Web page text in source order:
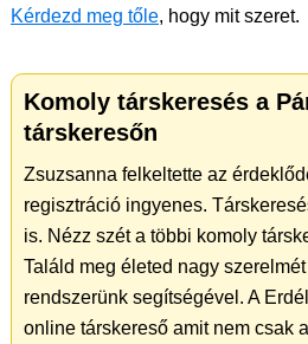
Kérdezd meg tőle, hogy mit szeret.
Komoly társkeresés a
társkeresőn
Zsuzsanna felkeltette az
regisztráció ingyenes.
is. Nézz szét a többi komoly
Találd meg életed nagy
rendszerünk segítségével. A
online társkereső amit nem csak